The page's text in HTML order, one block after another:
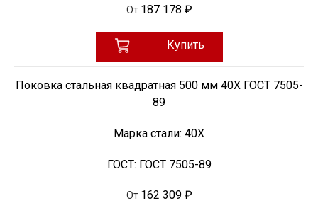
От 187 178 ₽
Купить
Поковка стальная квадратная 500 мм 40Х ГОСТ 7505-
89
Марка стали: 40Х
ГОСТ: ГОСТ 7505-89
От 162 309 ₽